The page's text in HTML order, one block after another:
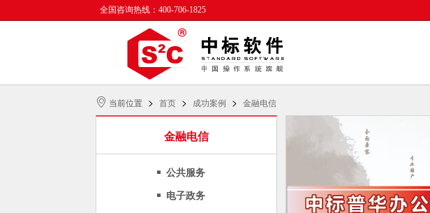
全国咨询热线：400-706-1825
当前位置 > 首页 > 成功案例 > 金融电信
金融电信
公共服务
电子政务